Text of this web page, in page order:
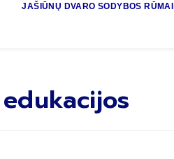
JAŠIŪNŲ DVARO SODYBOS RŪMAI